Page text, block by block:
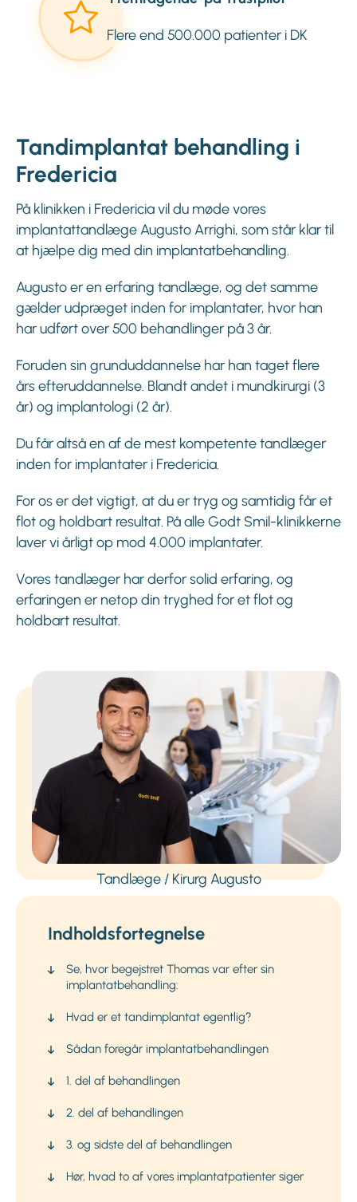
Flere end 500.000 patienter i DK
Tandimplantat behandling i
Fredericia
På klinikken i Fredericia vil du møde vores
implantattandlæge Augusto Arrighi, som står klar til
at hjælpe dig med din implantatbehandling.
Augusto er en erfaring tandlæge, og det samme
gælder udpræget inden for implantater, hvor han
har udført over 500 behandlinger på 3 år.
Foruden sin grunduddannelse har han taget flere
års efteruddannelse. Blandt andet i mundkirurgi (3
år) og implantologi (2 år).
Du får altså en af de mest kompetente tandlæger
inden for implantater i Fredericia.
For os er det vigtigt, at du er tryg og samtidig får et
flot og holdbart resultat. På alle Godt Smil-klinikkerne
laver vi årligt op mod 4.000 implantater.
Vores tandlæger har derfor solid erfaring, og
erfaringen er netop din tryghed for et flot og
holdbart resultat.
Tandlæge / Kirurg Augusto
Indholdsfortegnelse
Se, hvor begejstret Thomas var efter sin
implantatbehandling:
Hvad er et tandimplantat egentlig?
Sådan foregår implantatbehandlingen
1. del af behandlingen
2. del af behandlingen
3. og sidste del af behandlingen
Hør, hvad to af vores implantatpatienter siger